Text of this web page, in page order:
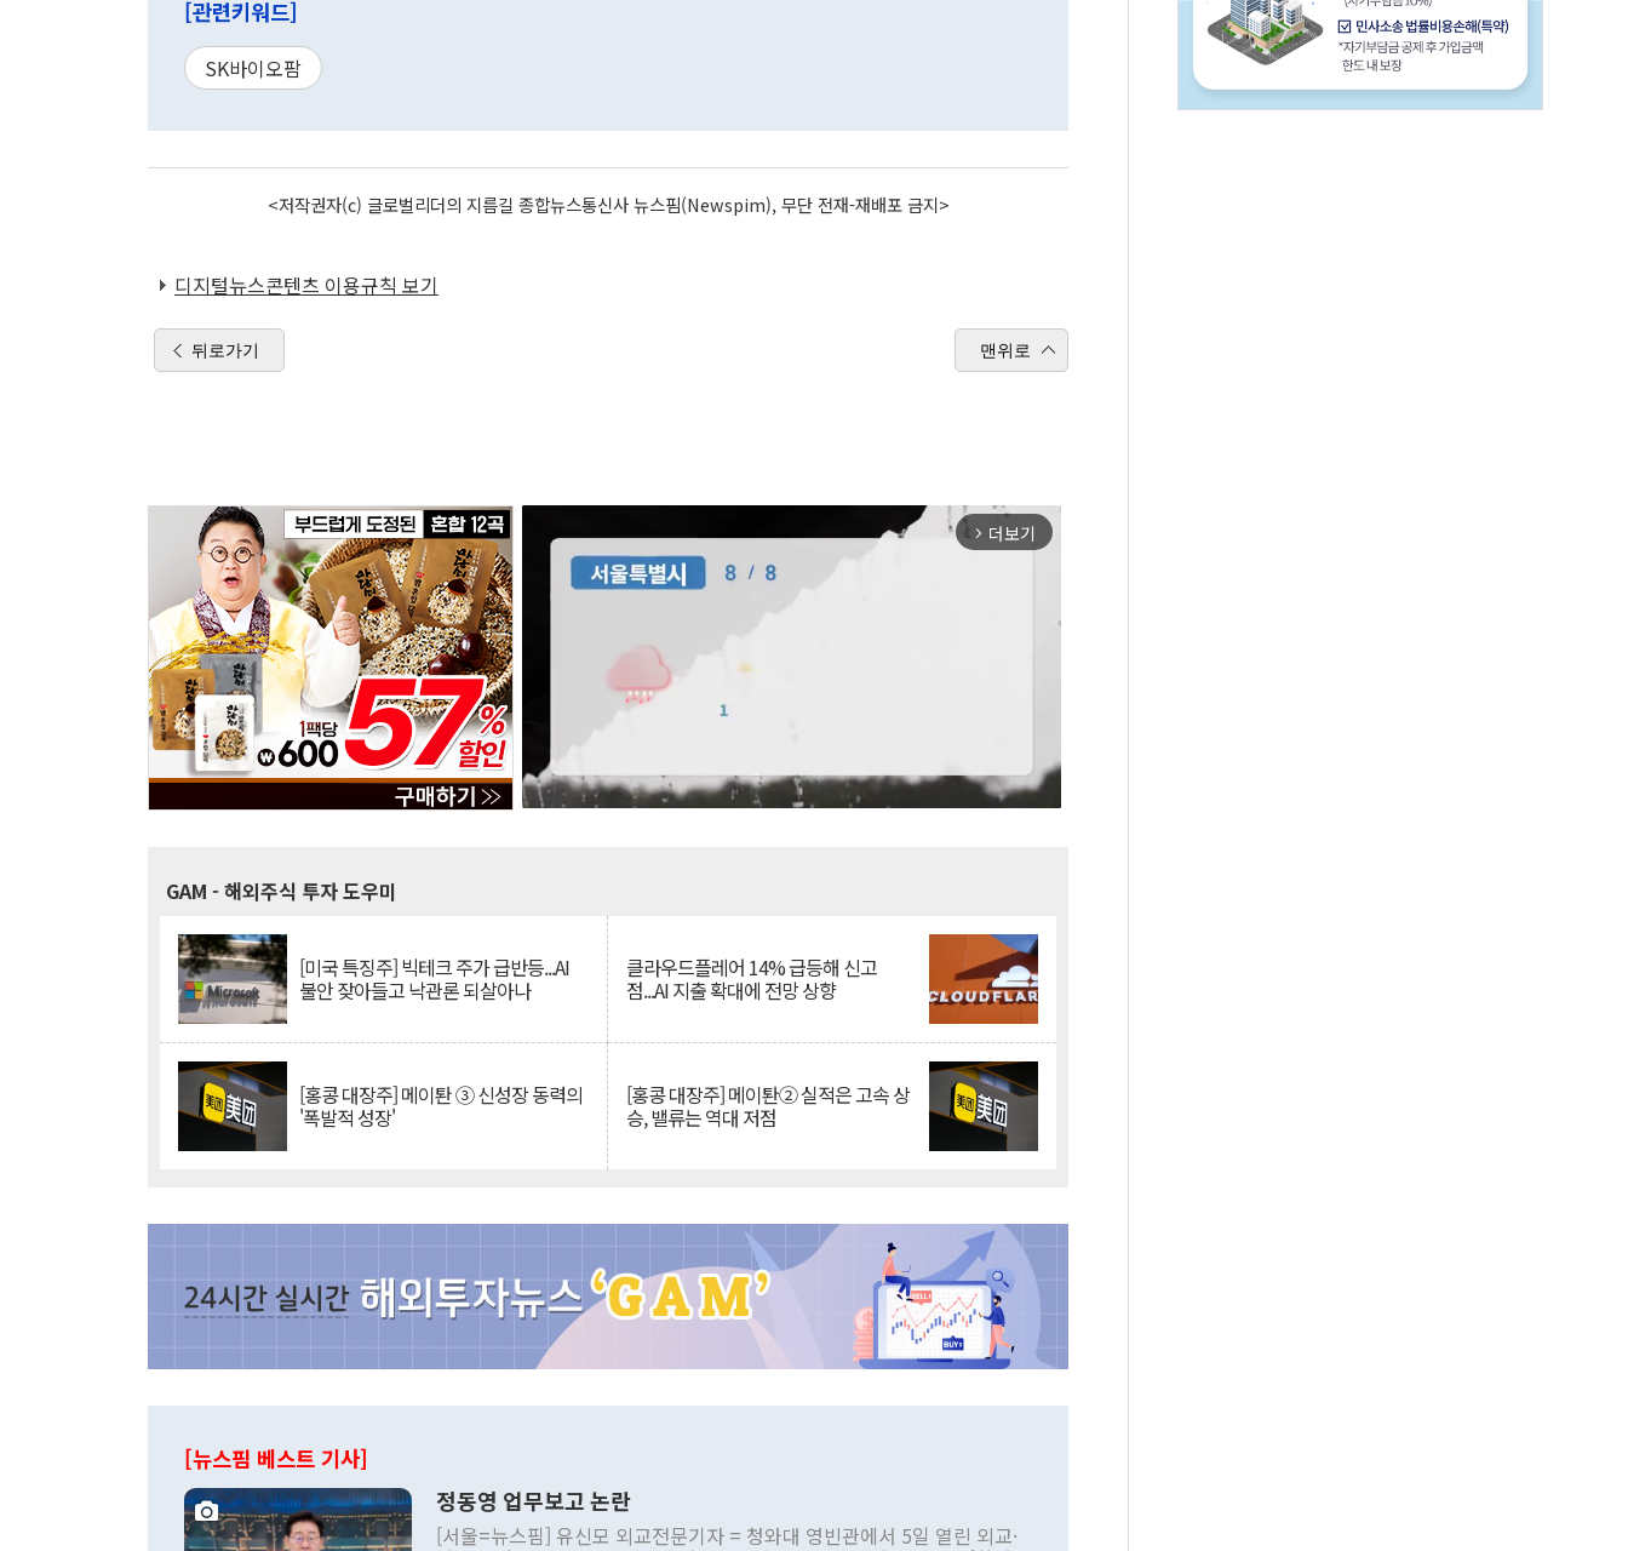
[관련키워드]
SK바이오팜
<저작권자(c) 글로벌리더의 지름길 종합뉴스통신사 뉴스핌(Newspim), 무단 전재-재배포 금지>
디지털뉴스콘텐츠 이용규칙 보기
뒤로가기 맨위로
arrow_forward_ios 더보기
GAM - 해외주식 투자 도우미
[미국 특징주] 빅테크 주가 급반등...AI
불안 잦아들고 낙관론 되살아나
클라우드플레어 14% 급등해 신고
점...AI 지출 확대에 전망 상향
[홍콩 대장주] 메이퇀 ③ 신성장 동력의
'폭발적 성장'
[홍콩 대장주] 메이퇀② 실적은 고속 상
승, 밸류는 역대 저점
[뉴스핌 베스트 기사]
정동영 업무보고 논란
[서울=뉴스핌] 유신모 외교전문기자 = 청와대 영빈관에서 5일 열린 외교·